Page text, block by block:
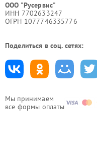
Мы принимаем
все формы оплаты
ООО "Русервис"
ИНН 7702633247
ОГРН 1077746335776
Поделиться в соц. сетях: